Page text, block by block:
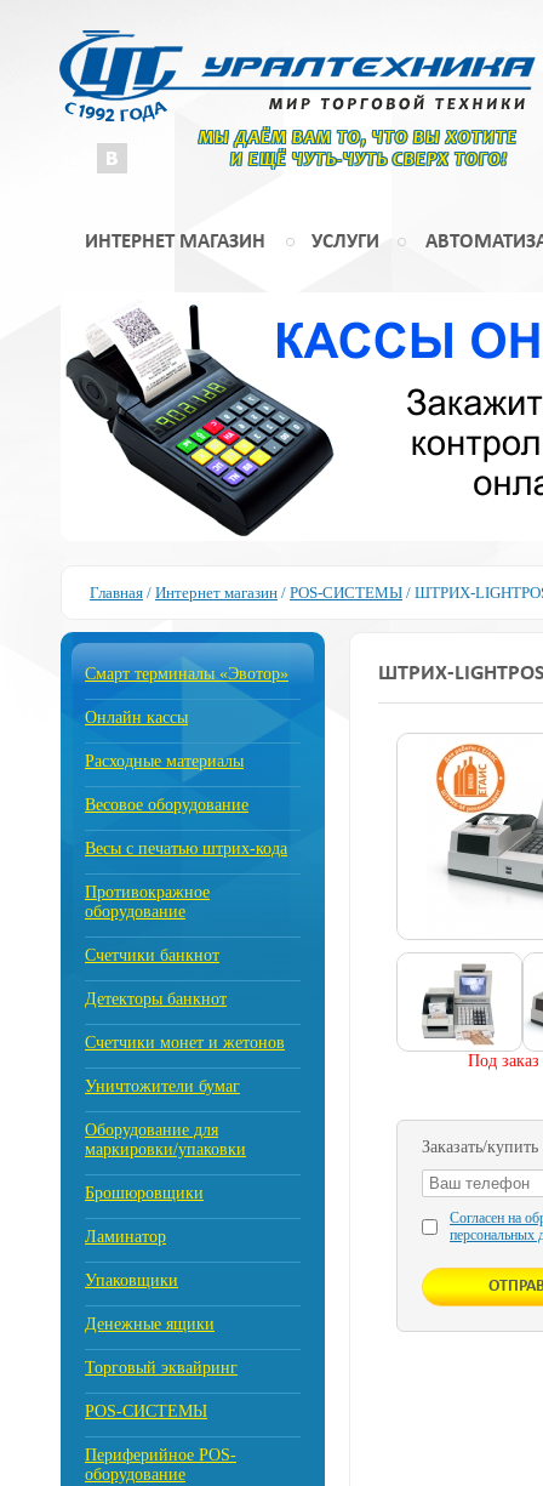
МЫ ДАЁМ ВАМ ТО, ЧТО ВЫ ХОТИТЕ
И ЕЩЁ ЧУТЬ-ЧУТЬ СВЕРХ ТОГО!
ИНТЕРНЕТ МАГАЗИН УСЛУГИ
Главная / Интернет магазин / POS-СИСТЕМЫ / ШТРИХ-
Смарт терминалы «Эвотор»
Онлайн кассы
Расходные материалы
Весовое оборудование
Весы с печатью штрих-кода
Противокражное
оборудование
Счетчики банкнот
Детекторы банкнот
Счетчики монет и жетонов
Уничтожители бумаг
Оборудование для
маркировки/упаковки
Брошюровщики
Ламинатор
Упаковщики
Денежные ящики
Торговый эквайринг
POS-СИСТЕМЫ
Периферийное POS-
оборудование
ШТРИХ-
Под
Заказать/
Согласен на
персональных